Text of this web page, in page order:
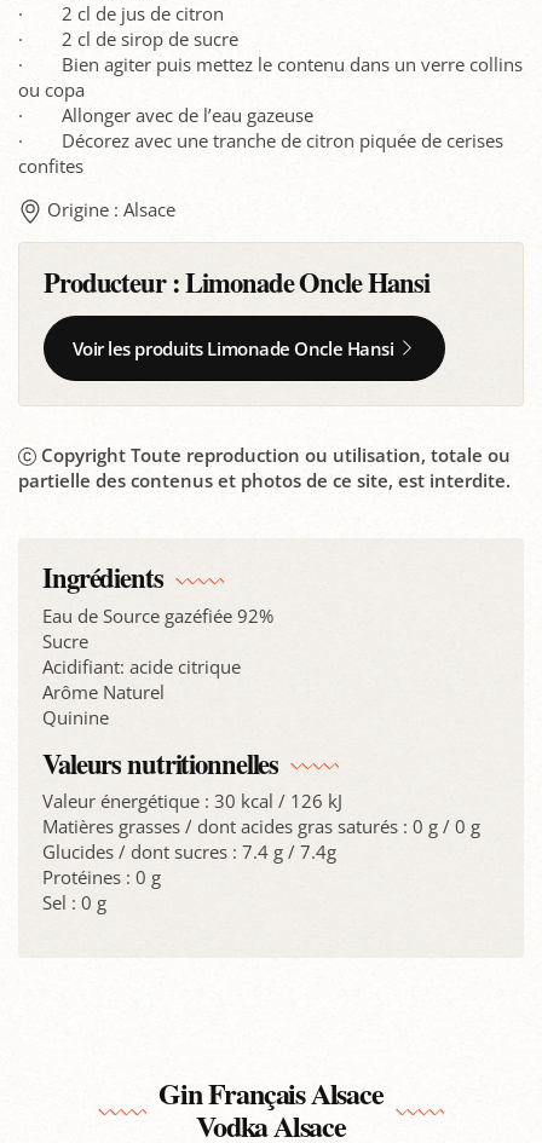
· 2 cl de jus de citron
· 2 cl de sirop de sucre
· Bien agiter puis mettez le contenu dans un verre collins
ou copa
· Allonger avec de l’eau gazeuse
· Décorez avec une tranche de citron piquée de cerises
confites
Origine : Alsace
Producteur :Limonade Oncle Hansi
Voir les produits Limonade Oncle Hansi
Copyright Toute reproduction ou utilisation, totale ou
partielle des contenus et photos de ce site, est interdite.
Ingrédients
Eau de Source gazéfiée 92%
Sucre
Acidifiant: acide citrique
Arôme Naturel
Quinine
Valeurs nutritionnelles
Valeur énergétique : 30 kcal / 126 kJ
Matières grasses / dont acides gras saturés : 0 g / 0 g
Glucides / dont sucres : 7.4 g / 7.4g
Protéines : 0 g
Sel : 0 g
Gin Français Alsace
Vodka Alsace